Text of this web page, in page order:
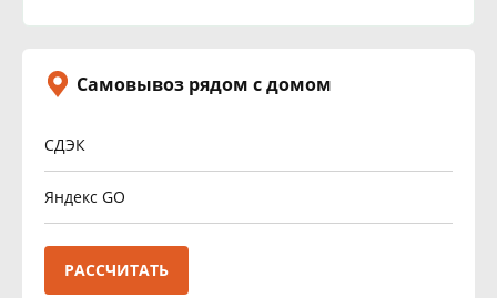
Самовывоз рядом с домом
СДЭК
Яндекс GO
РАССЧИТАТЬ